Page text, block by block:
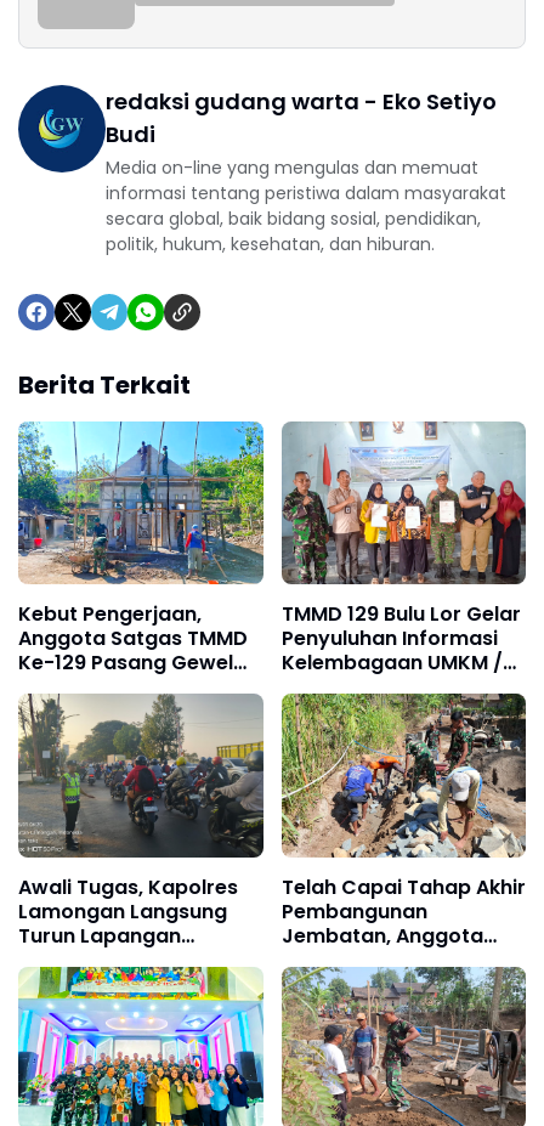
redaksi gudang warta - Eko Setiyo
Budi
Media on-line yang mengulas dan memuat
informasi tentang peristiwa dalam masyarakat
secara global, baik bidang sosial, pendidikan,
politik, hukum, kesehatan, dan hiburan.
Berita Terkait
Kebut Pengerjaan,
Anggota Satgas TMMD
Ke-129 Pasang Gewel
Penopang Atap Rumah
Sasaran Rehab RTLH
TMMD 129 Bulu Lor Gelar
Penyuluhan Informasi
Kelembagaan UMKM /
Fasilitas NIB SERGAPP
Awali Tugas, Kapolres
Lamongan Langsung
Turun Lapangan
Maksimalkan Pelayanan
Pagi kepada
Masyarakat
Telah Capai Tahap Akhir
Pembangunan
Jembatan, Anggota
Satgas TMMD Ke-129
Fokus Bangun Talud
Jalan